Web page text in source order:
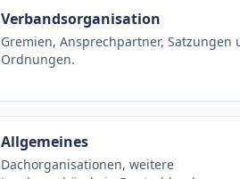
Verbandsorganisation
Gremien, Ansprechpartner, Satzungen
Ordnungen.
Allgemeines
Dachorganisationen, weitere